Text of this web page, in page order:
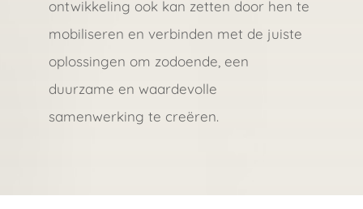
ontwikkeling ook kan zetten door hen te
mobiliseren en verbinden met de juiste
oplossingen om zodoende, een
duurzame en waardevolle
samenwerking te creëren.